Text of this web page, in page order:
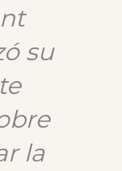
su
la